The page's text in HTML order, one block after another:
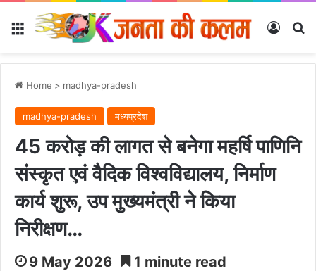
Menu Log In
Home > madhya-pradesh
madhya-pradesh मध्यप्रदेश
45 करोड़ की लागत से बनेगा महर्षि पाणिनि
संस्कृत एवं वैदिक विश्वविद्यालय, निर्माण
कार्य शुरू, उप मुख्यमंत्री ने किया
निरीक्षण…
9 May 2026 1 minute read